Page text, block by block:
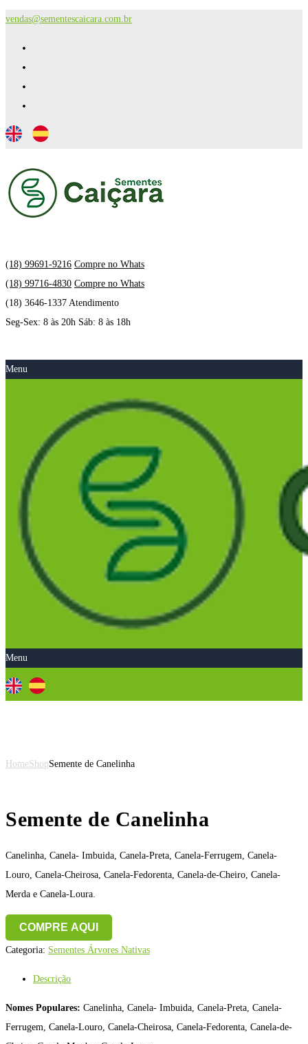
vendas@sementescaicara.com.br
(18) 99691-9216 Compre no Whats
(18) 99716-4830 Compre no Whats
(18) 3646-1337 Atendimento
Seg-Sex: 8 às 20h Sáb: 8 às 18h
Menu
Menu
HomeShopSemente de Canelinha
Semente de Canelinha
Canelinha, Canela- Imbuida, Canela-Preta, Canela-Ferrugem, Canela-
Louro, Canela-Cheirosa, Canela-Fedorenta, Canela-de-Cheiro, Canela-
Merda e Canela-Loura.
COMPRE AQUI
Categoria: Sementes Árvores Nativas
Descrição
Nomes Populares: Canelinha, Canela- Imbuida, Canela-Preta, Canela-
Ferrugem, Canela-Louro, Canela-Cheirosa, Canela-Fedorenta, Canela-de-